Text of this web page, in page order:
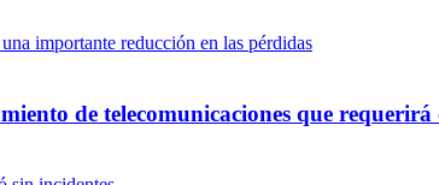
de telecomunicaciones que